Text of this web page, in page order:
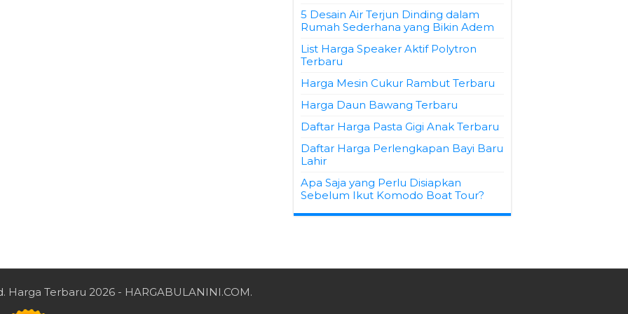
5 Desain Air Terjun Dinding dalam
Rumah Sederhana yang Bikin Adem
List Harga Speaker Aktif Polytron
Terbaru
Harga Mesin Cukur Rambut Terbaru
Harga Daun Bawang Terbaru
Daftar Harga Pasta Gigi Anak Terbaru
Daftar Harga Perlengkapan Bayi Baru
Lahir
Apa Saja yang Perlu Disiapkan
Sebelum Ikut Komodo Boat Tour?
Harga Terbaru 2026 - HARGABULANINI.COM.